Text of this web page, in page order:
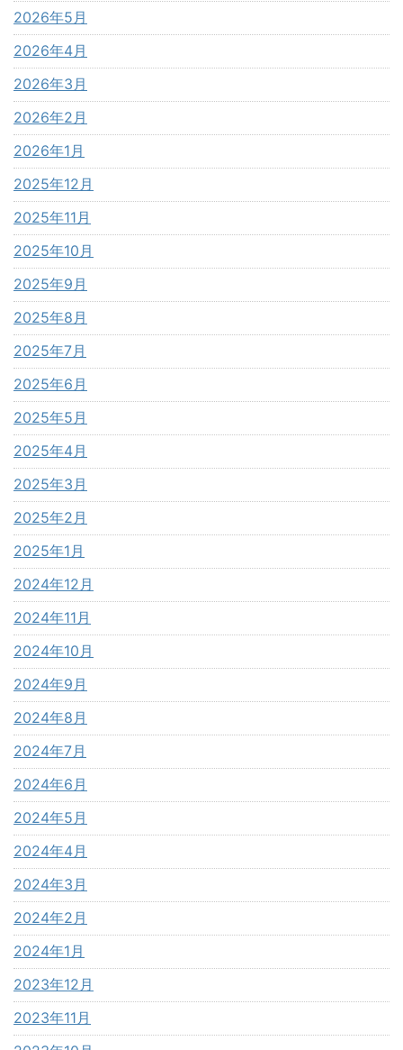
2026年5月
2026年4月
2026年3月
2026年2月
2026年1月
2025年12月
2025年11月
2025年10月
2025年9月
2025年8月
2025年7月
2025年6月
2025年5月
2025年4月
2025年3月
2025年2月
2025年1月
2024年12月
2024年11月
2024年10月
2024年9月
2024年8月
2024年7月
2024年6月
2024年5月
2024年4月
2024年3月
2024年2月
2024年1月
2023年12月
2023年11月